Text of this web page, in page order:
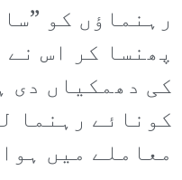
رہنماؤں کو
پھنسا کر اس
کی دھمکیاں دی
کونائے رہنما
معاملے میں